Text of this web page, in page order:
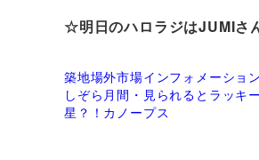
☆明日のハロラジはJUMIさ
築地場外市場インフォメーショ
しぞら月間・見られるとラッキ
星？！カノープス